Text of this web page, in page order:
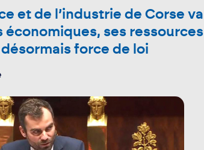
et de l’industrie de Corse va
économiques, ses ressources
force de loi